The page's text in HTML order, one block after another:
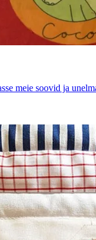
meie soovid ja